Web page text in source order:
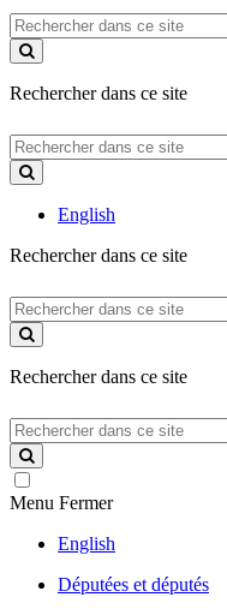
Rechercher
dans
ce
Rechercher dans ce site
Rechercher
dans
ce
English
Rechercher dans ce site
Rechercher
dans
ce
Rechercher dans ce site
Rechercher
dans
ce
site
Menu Fermer
English
Députées et députés